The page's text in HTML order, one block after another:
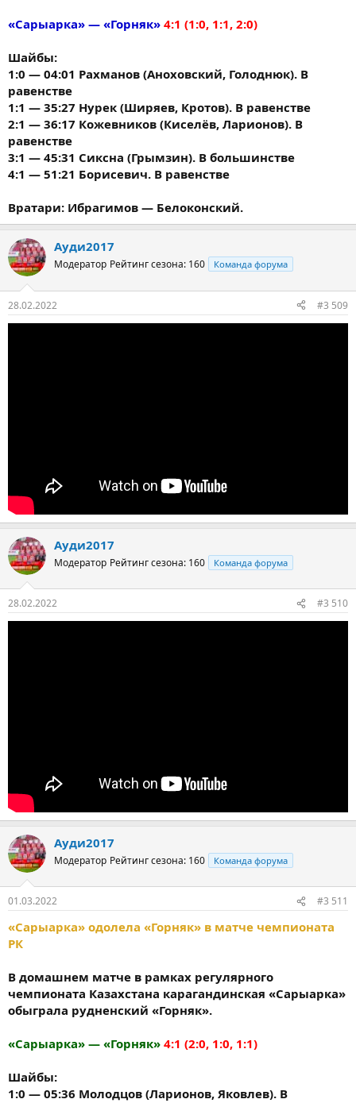
«Сарыарка» — «Горняк» 4:1 (1:0, 1:1, 2:0)
Шайбы:
1:0 — 04:01 Рахманов (Аноховский, Голоднюк). В
равенстве
1:1 — 35:27 Нурек (Ширяев, Кротов). В равенстве
2:1 — 36:17 Кожевников (Киселёв, Ларионов). В
равенстве
3:1 — 45:31 Сиксна (Грымзин). В большинстве
4:1 — 51:21 Борисевич. В равенстве
Вратари: Ибрагимов — Белоконский.
Ауди2017
Модератор Рейтинг сезона: 160 Команда форума
28.02.2022 #3 509
Ауди2017
Модератор Рейтинг сезона: 160 Команда форума
28.02.2022 #3 510
Ауди2017
Модератор Рейтинг сезона: 160 Команда форума
01.03.2022 #3 511
«Сарыарка» одолела «Горняк» в матче чемпионата
РК
В домашнем матче в рамках регулярного
чемпионата Казахстана карагандинская «Сарыарка»
обыграла рудненский «Горняк».
«Сарыарка» — «Горняк» 4:1 (2:0, 1:0, 1:1)
Шайбы:
1:0 — 05:36 Молодцов (Ларионов, Яковлев). В